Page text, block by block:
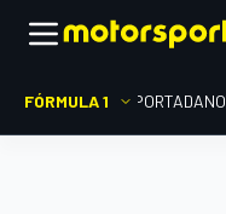
FÓRMULA 1 PORTADA